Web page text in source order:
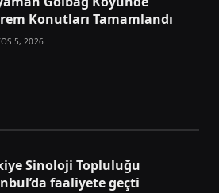
Konutları Tamamlandı
5, 2026
Sinoloji Topluluğu
faaliyete geçti